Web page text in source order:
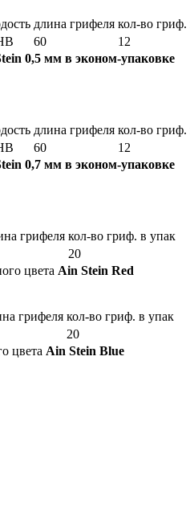
длина грифеля кол-во гриф.
60 12
0,5 мм в эконом-упаковке
длина грифеля кол-во гриф.
60 12
0,7 мм в эконом-упаковке
грифеля кол-во гриф. в упак
20
цвета Ain Stein Red
грифеля кол-во гриф. в упак
20
цвета Ain Stein Blue